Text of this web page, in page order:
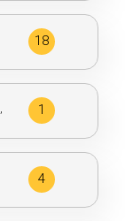
18
1
4